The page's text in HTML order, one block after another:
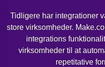
Tidligere har integrationer
store virksomheder.
integrations
virksomheder til at
repetitative